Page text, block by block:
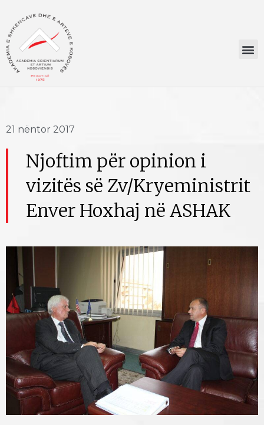
21 nëntor 2017
Njoftim për opinion i
vizitës së Zv/Kryeministrit
Enver Hoxhaj në ASHAK